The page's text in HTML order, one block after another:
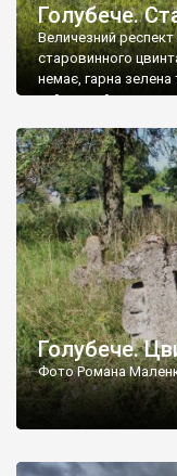
Голубече.
Величезний респект
старовинного
немає, гарна зелена
найкращий
бруньками, кози ті
делікатес. На
різноманітних форм
Голубече.
Фото Романа